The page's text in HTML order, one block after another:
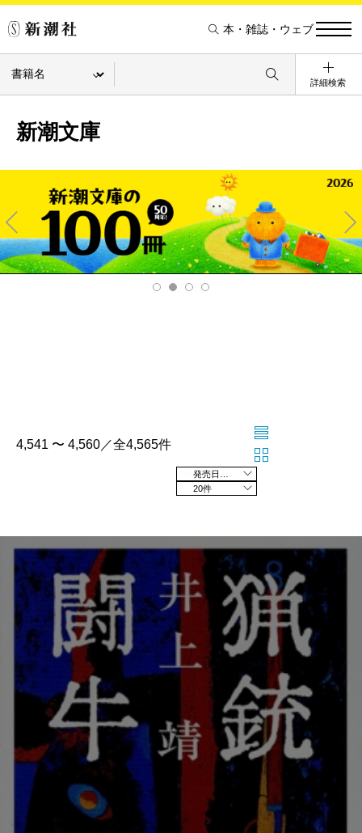
本・雑誌・ウェブ
詳細検索
新潮文庫
Pre
v
Ne
xt
4,541 〜 4,560／全4,565件
20件